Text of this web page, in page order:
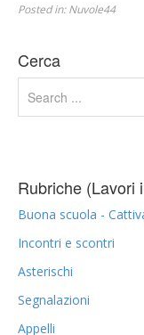
Posted in:Nuvole44
Cerca
Rubriche (Lavori
Buona scuola -
Incontri e scontri
Asterischi
Segnalazioni
Appelli